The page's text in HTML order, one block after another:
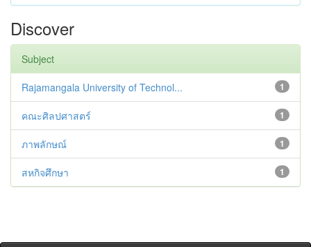
Discover
Subject
1
Rajamangala University of Technol...
1
คณะศิลปศาสตร์
1
ภาพลักษณ์
1
สหกิจศึกษา